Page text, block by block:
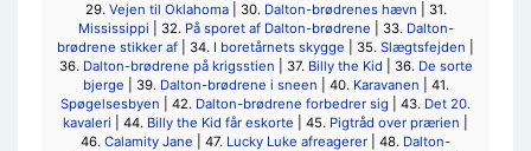
29. Vejen til Oklahoma| 30. Dalton-brødrenes hævn | 31.
Mississippi | 32. På sporet af Dalton-brødrene | 33. Dalton-
brødrene stikker af | 34. I boretårnets skygge | 35. Slægtsfejden
36. Dalton-brødrene på krigsstien | 37. Billy the Kid | 36. De sorte
bjerge | 39. Dalton-brødrene i sneen | 40. Karavanen | 41.
Spøgelsesbyen | 42. Dalton-brødrene forbedrer sig | 43. Det 20.
kavaleri | 44. Billy the Kid får eskorte | 45. Pigtråd over prærien
46. Calamity Jane | 47. Lucky Luke afreagerer | 48. Dalton-